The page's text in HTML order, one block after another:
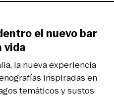
la nueva experiencia
inspiradas en
temáticos y sustos
el nuevo bar
vida